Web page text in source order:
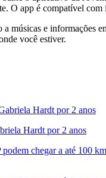
O app é compatível
a músicas e informações
você estiver.
Hardt por 2 anos